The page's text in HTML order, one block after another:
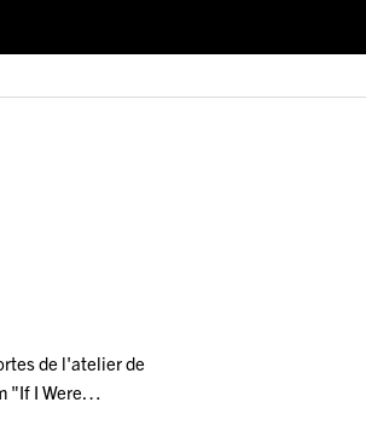
de l'atelier de
"If I Were…